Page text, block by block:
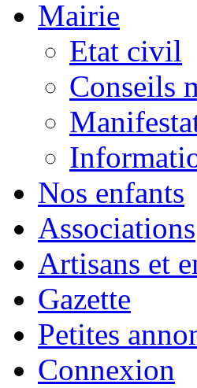
Mairie
Etat civil
Conseils
Nos enfants
Associations
Artisans et
Gazette
Petites
Connexion